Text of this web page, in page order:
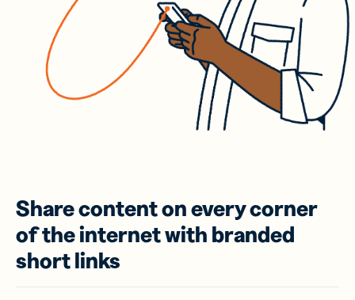
Share content on every corner
of the internet with branded
short links